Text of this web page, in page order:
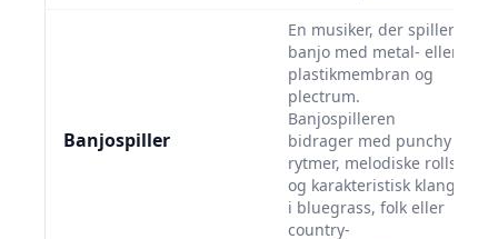
Banjospiller
En musiker, der spiller
banjo med metal- eller
plastikmembran og
plectrum.
Banjospilleren
bidrager med punchy
rytmer, melodiske rolls
og karakteristisk klang
i bluegrass, folk eller
country-